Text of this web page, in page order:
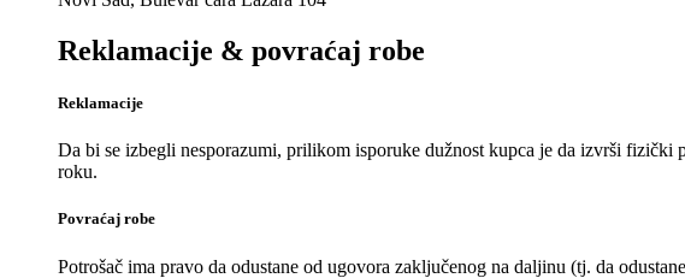
Reklamacije & povraćaj robe
Reklamacije
Da bi se izbegli nesporazumi, prilikom isporuke dužnost kupca je da izvrši fizički
roku.
Povraćaj robe
Potrošač ima pravo da odustane od ugovora zaključenog na daljinu (tj. da